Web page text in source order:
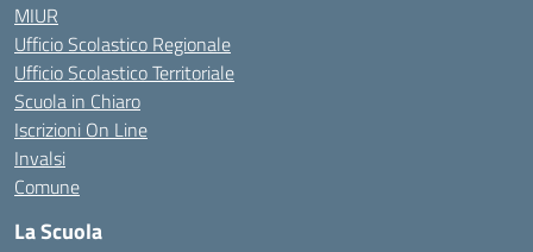
MIUR
Ufficio Scolastico Regionale
Ufficio Scolastico Territoriale
Scuola in Chiaro
Iscrizioni On Line
Invalsi
Comune
La Scuola